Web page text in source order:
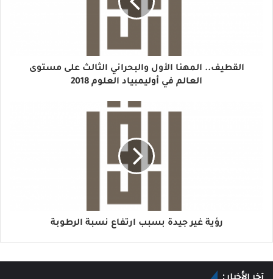
القطيف.. المهنا الأول والبحراني الثالث على مستوى
العالم في أوليمبياد العلوم 2018
رؤية غير جيدة بسبب ارتفاع نسبة الرطوبة